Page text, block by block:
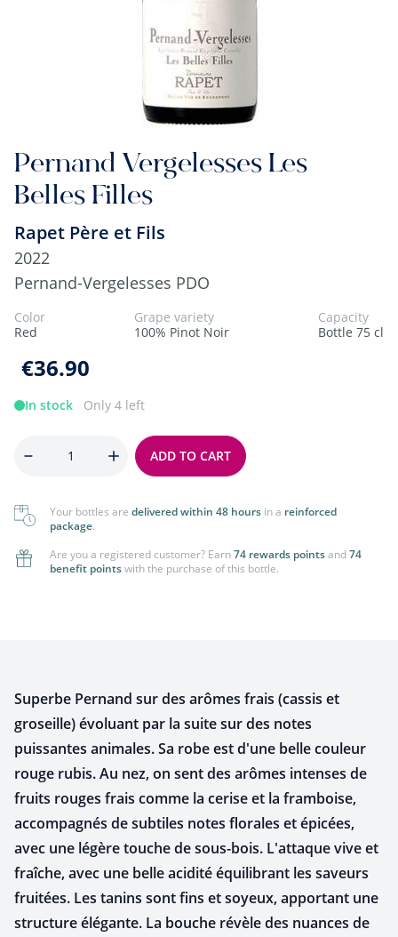
Pernand Vergelesses Les
Belles Filles
Rapet Père et Fils
2022
Pernand-Vergelesses PDO
Color
Red
Grape variety
100% Pinot Noir
Capacity
Bottle 75 cl
€36.90
In stock Only 4 left
ADD TO CART
Your bottles are delivered within 48 hours in a reinforced
package.
Are you a registered customer? Earn74 rewards pointsand74
benefit pointswith the purchase of this bottle.
Superbe Pernand sur des arômes frais (cassis et
groseille) évoluant par la suite sur des notes
puissantes animales. Sa robe est d'une belle couleur
rouge rubis. Au nez, on sent des arômes intenses de
fruits rouges frais comme la cerise et la framboise,
accompagnés de subtiles notes florales et épicées,
avec une légère touche de sous-bois. L'attaque vive et
fraîche, avec une belle acidité équilibrant les saveurs
fruitées. Les tanins sont fins et soyeux, apportant une
structure élégante. La bouche révèle des nuances de